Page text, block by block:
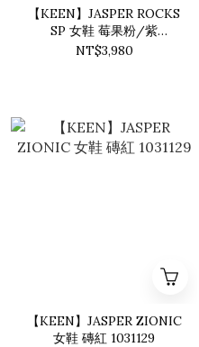
【KEEN】JASPER ROCKS
SP 女鞋 莓果粉/紫
1030055
NT$3,980
【KEEN】JASPER ZIONIC
女鞋 磚紅 1031129